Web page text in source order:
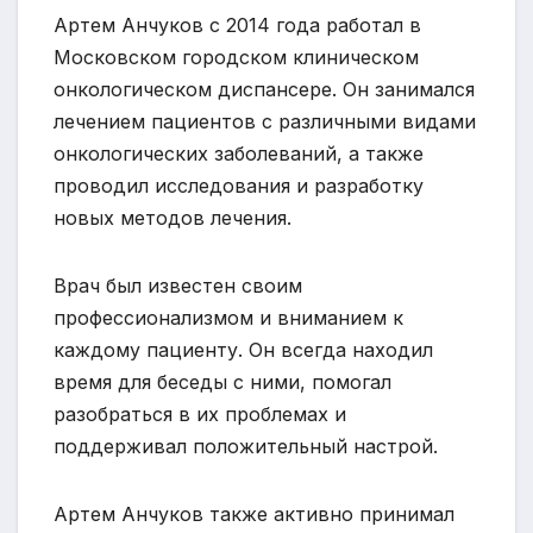
Артем Анчуков с 2014 года работал в
Московском городском клиническом
онкологическом диспансере. Он занимался
лечением пациентов с различными видами
онкологических заболеваний, а также
проводил исследования и разработку
новых методов лечения.
Врач был известен своим
профессионализмом и вниманием к
каждому пациенту. Он всегда находил
время для беседы с ними, помогал
разобраться в их проблемах и
поддерживал положительный настрой.
Артем Анчуков также активно принимал